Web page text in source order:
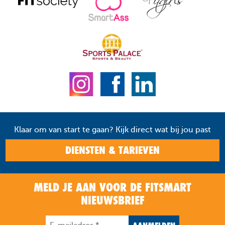
Klaar om van start te gaan? Kijk direct wat bij jou past
DIENSTEN & TARIEVEN
MELD JE AAN VOOR DE FITSMART
NIEUWSBRIEF